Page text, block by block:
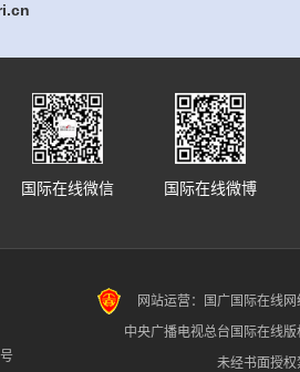
国际在线微博
国际在线微信
网站运营：国广国际在线
中央广播电视总台国际在线
未经书面授